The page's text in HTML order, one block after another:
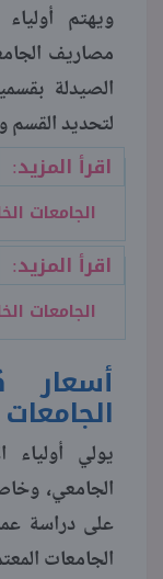
ويهتم
مصاريف
الصيدلة
لتحديد القسم
اقرأ المزيد:
الجامعات الخاصة
اقرأ المزيد:
الجامعات الخاصة
أسعار
الجامعات
يولي أولياء
الجامعي،
على دراسة
الجامعات